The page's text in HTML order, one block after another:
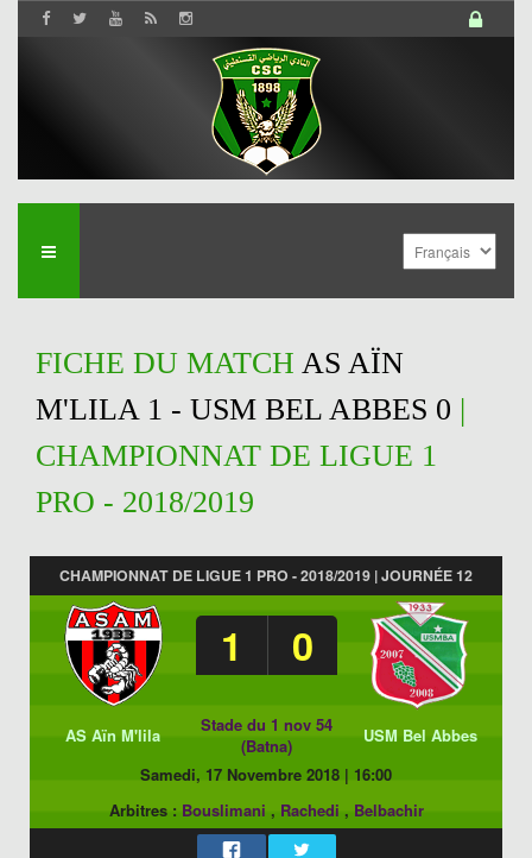
FICHE DU MATCH AS AÏN
M'LILA 1 - USM BEL ABBES 0 |
CHAMPIONNAT DE LIGUE 1
PRO - 2018/2019
CHAMPIONNAT DE LIGUE 1 PRO - 2018/2019 | JOURNÉE 12
1 0
AS Aïn M'lila
Stade du 1 nov 54
(Batna)
USM Bel Abbes
Samedi, 17 Novembre 2018 | 16:00
Arbitres : Bouslimani , Rachedi , Belbachir